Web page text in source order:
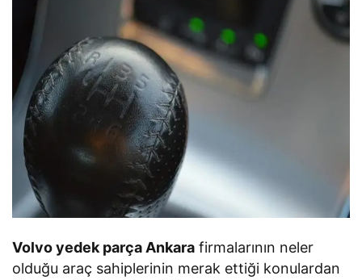
Volvo yedek parça Ankara firmalarının neler
olduğu araç sahiplerinin merak ettiği konulardan